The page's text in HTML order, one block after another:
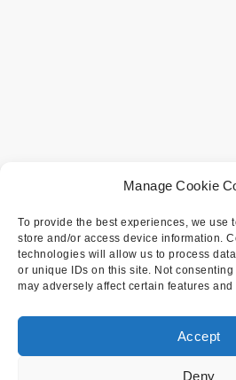
Manage Cookie
To provide the best experiences, we use
store and/or access device information.
technologies will allow us to process
or unique IDs on this site. Not
may adversely affect certain features
Accept
Deny